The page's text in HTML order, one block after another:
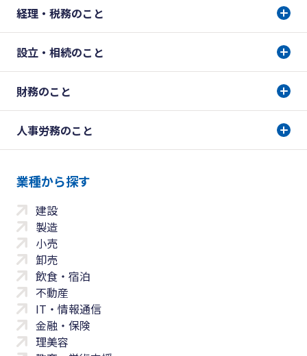
経理・税務のこと
設立・相続のこと
財務のこと
人事労務のこと
業種から探す
建設
製造
小売
卸売
飲食・宿泊
不動産
IT・情報通信
金融・保険
理美容